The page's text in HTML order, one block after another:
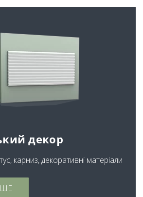
декор
карниз, декоративні матеріали